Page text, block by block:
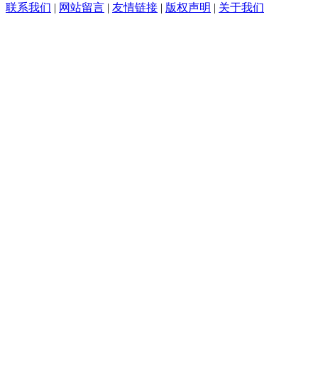
联系我们 | 网站留言 | 友情链接 | 版权声明 | 关于我们